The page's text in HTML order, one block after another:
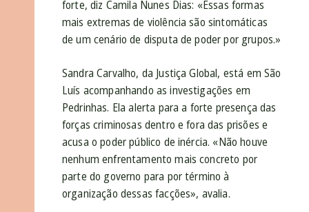
forte, diz Camila Nunes Dias: «Essas formas
mais extremas de violência são sintomáticas
de um cenário de disputa de poder por grupos.»
Sandra Carvalho, da Justiça Global, está em São
Luís acompanhando as investigações em
Pedrinhas. Ela alerta para a forte presença das
forças criminosas dentro e fora das prisões e
acusa o poder público de inércia. «Não houve
nenhum enfrentamento mais concreto por
parte do governo para por término à
organização dessas facções», avalia.